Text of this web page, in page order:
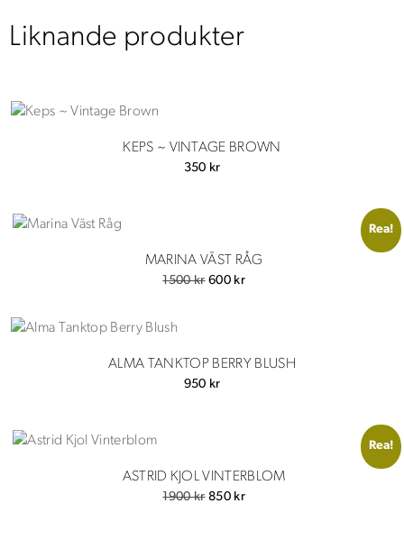
Liknande produkter
KEPS ~ VINTAGE BROWN
350 kr
Rea!
MARINA VÄST RÅG
1500kr Det
1500 kr.
600 krDet
600 kr.
ALMA TANKTOP BERRY BLUSH
950 kr
Rea!
ASTRID KJOL VINTERBLOM
1900kr Det
850 krDet